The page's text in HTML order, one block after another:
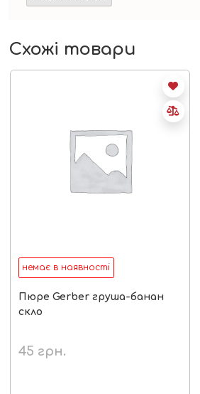
Схожі товари
немає в наявності
Пюре Gerber груша-банан
скло
45 грн.